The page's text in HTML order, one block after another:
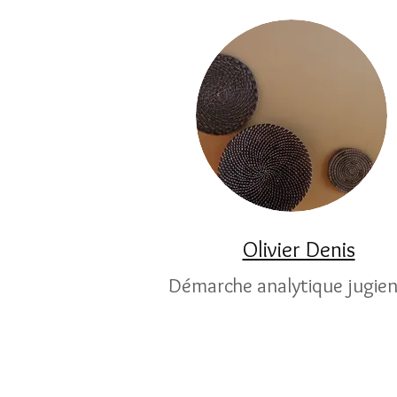
Olivier Denis
Démarche analytique